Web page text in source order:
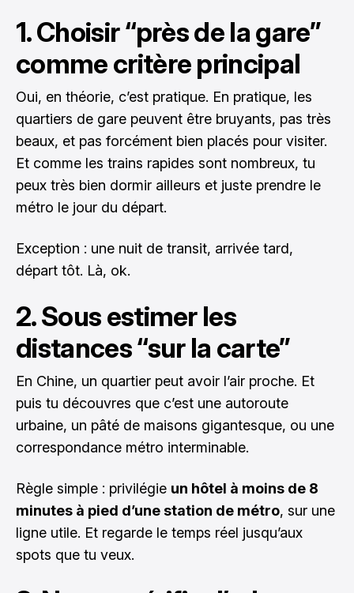
1. Choisir “près de la gare”
comme critère principal
Oui, en théorie, c’est pratique. En pratique, les
quartiers de gare peuvent être bruyants, pas très
beaux, et pas forcément bien placés pour visiter.
Et comme les trains rapides sont nombreux, tu
peux très bien dormir ailleurs et juste prendre le
métro le jour du départ.
Exception : une nuit de transit, arrivée tard,
départ tôt. Là, ok.
2. Sous estimer les
distances “sur la carte”
En Chine, un quartier peut avoir l’air proche. Et
puis tu découvres que c’est une autoroute
urbaine, un pâté de maisons gigantesque, ou une
correspondance métro interminable.
Règle simple : privilégie un hôtel à moins de 8
minutes à pied d’une station de métro, sur une
ligne utile. Et regarde le temps réel jusqu’aux
spots que tu veux.